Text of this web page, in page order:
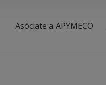
Asóciate a APYMECO